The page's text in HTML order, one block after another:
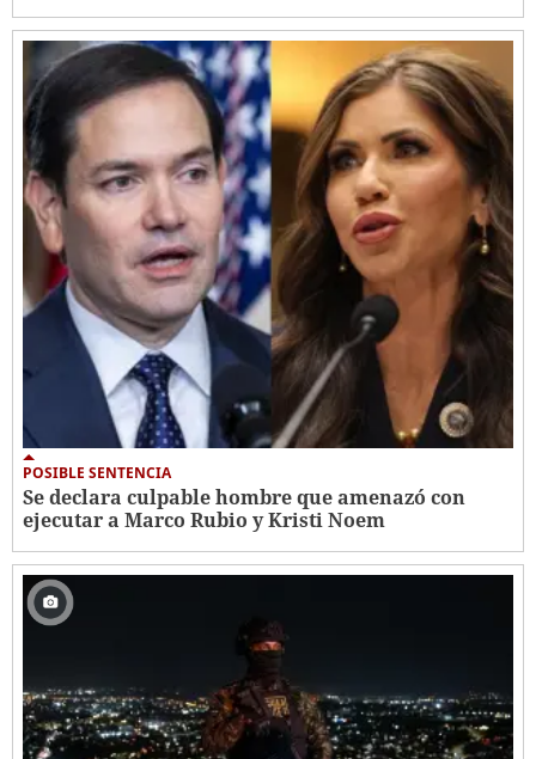
POSIBLE SENTENCIA
Se declara culpable hombre que amenazó con
ejecutar a Marco Rubio y Kristi Noem